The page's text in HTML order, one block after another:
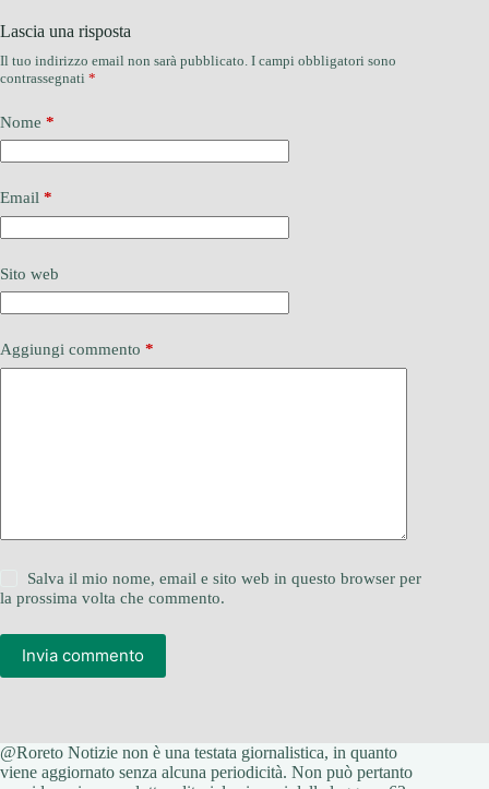
Lascia una risposta
Il tuo indirizzo email non sarà pubblicato. I campi obbligatori sono
contrassegnati *
Nome *
Email *
Sito web
Aggiungi commento *
Salva il mio nome, email e sito web in questo browser per
la prossima volta che commento.
Invia commento
@Roreto Notizie non è una testata giornalistica, in quanto
viene aggiornato senza alcuna periodicità. Non può pertanto